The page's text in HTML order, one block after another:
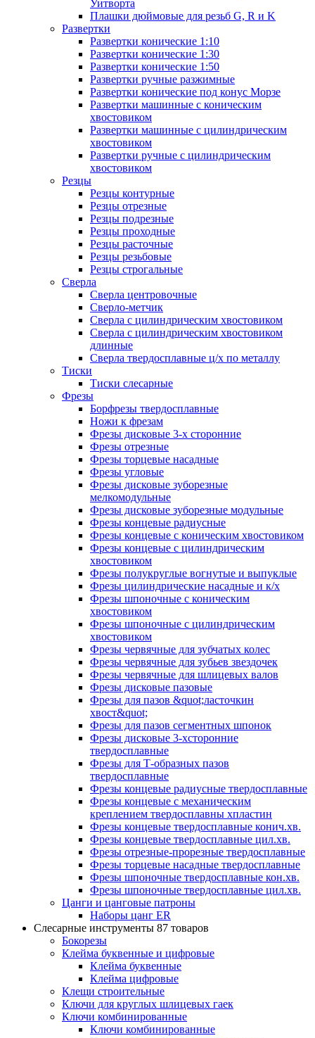
Уитворта
Плашки дюймовые для резьб G, R и K
Развертки
Развертки конические 1:10
Развертки конические 1:30
Развертки конические 1:50
Развертки ручные разжимные
Развертки конические под конус Морзе
Развертки машинные с коническим
хвостовиком
Развертки машинные с цилиндрическим
хвостовиком
Развертки ручные с цилиндрическим
хвостовиком
Резцы
Резцы контурные
Резцы отрезные
Резцы подрезные
Резцы проходные
Резцы расточные
Резцы резьбовые
Резцы строгальные
Сверла
Сверла центровочные
Сверло-метчик
Сверла с цилиндрическим хвостовиком
Сверла с цилиндрическим хвостовиком
длинные
Сверла твердосплавные ц/х по металлу
Тиски
Тиски слесарные
Фрезы
Борфрезы твердосплавные
Ножи к фрезам
Фрезы дисковые 3-х сторонние
Фрезы отрезные
Фрезы торцевые насадные
Фрезы угловые
Фрезы дисковые зуборезные
мелкомодульные
Фрезы дисковые зуборезные модульные
Фрезы концевые радиусные
Фрезы концевые с коническим хвостовиком
Фрезы концевые с цилиндрическим
хвостовиком
Фрезы полукруглые вогнутые и выпуклые
Фрезы цилиндрические насадные и к/х
Фрезы шпоночные с коническим
хвостовиком
Фрезы шпоночные с цилиндрическим
хвостовиком
Фрезы червячные для зубчатых колес
Фрезы червячные для зубьев звездочек
Фрезы червячные для шлицевых валов
Фрезы дисковые пазовые
Фрезы для пазов &quot;ласточкин
хвост&quot;
Фрезы для пазов сегментных шпонок
Фрезы дисковые 3-хсторонние
твердосплавные
Фрезы для Т-образных пазов
твердосплавные
Фрезы концевые радиусные твердосплавные
Фрезы концевые с механическим
креплением твердосплавны хпластин
Фрезы концевые твердосплавные конич.хв.
Фрезы концевые твердосплавные цил.хв.
Фрезы отрезные-прорезные твердосплавные
Фрезы торцевые насадные твердосплавные
Фрезы шпоночные твердосплавные кон.хв.
Фрезы шпоночные твердосплавные цил.хв.
Цанги и цанговые патроны
Наборы цанг ER
Слесарные инструменты 87 товаров
Бокорезы
Клейма буквенные и цифровые
Клейма буквенные
Клейма цифровые
Клещи строительные
Ключи для круглых шлицевых гаек
Ключи комбинированные
Ключи комбинированные